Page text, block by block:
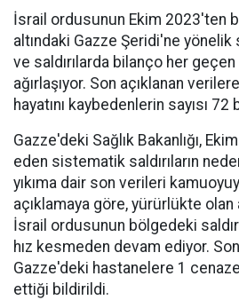
İsrail ordusunun Ekim 2023'ten
altındaki Gazze Şeridi'ne
ve saldırılarda bilanço her
ağırlaşıyor. Son açıklanan
hayatını kaybedenlerin sayısı 72
Gazze'deki Sağlık Bakanlığı,
eden sistematik saldırıların
yıkıma dair son verileri
açıklamaya göre, yürürlükte
İsrail ordusunun bölgedeki
hız kesmeden devam ediyor.
Gazze'deki hastanelere 1 cenaze
ettiği bildirildi.